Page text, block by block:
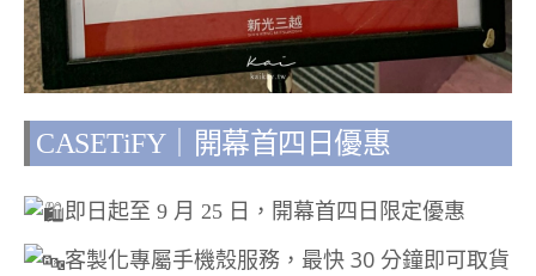
CASETiFY｜開幕首四日優惠
即日起至 9 月 25 日，開幕首四日限定優惠
客製化專屬手機殼服務，最快 30 分鐘即可取貨